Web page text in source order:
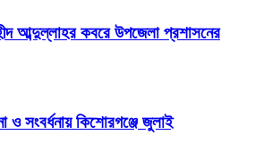
আব্দুল্লাহর কবরে উপজেলা প্রশাসনের
সংবর্ধনায় কিশোরগঞ্জে জুলাই